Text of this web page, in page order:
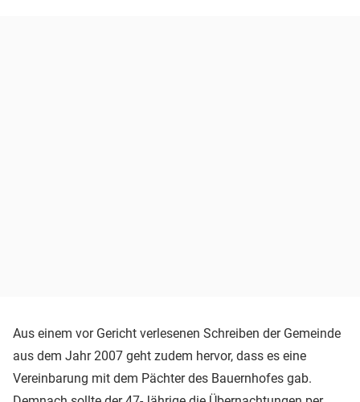
Aus einem vor Gericht verlesenen Schreiben der Gemeinde
aus dem Jahr 2007 geht zudem hervor, dass es eine
Vereinbarung mit dem Pächter des Bauernhofes gab.